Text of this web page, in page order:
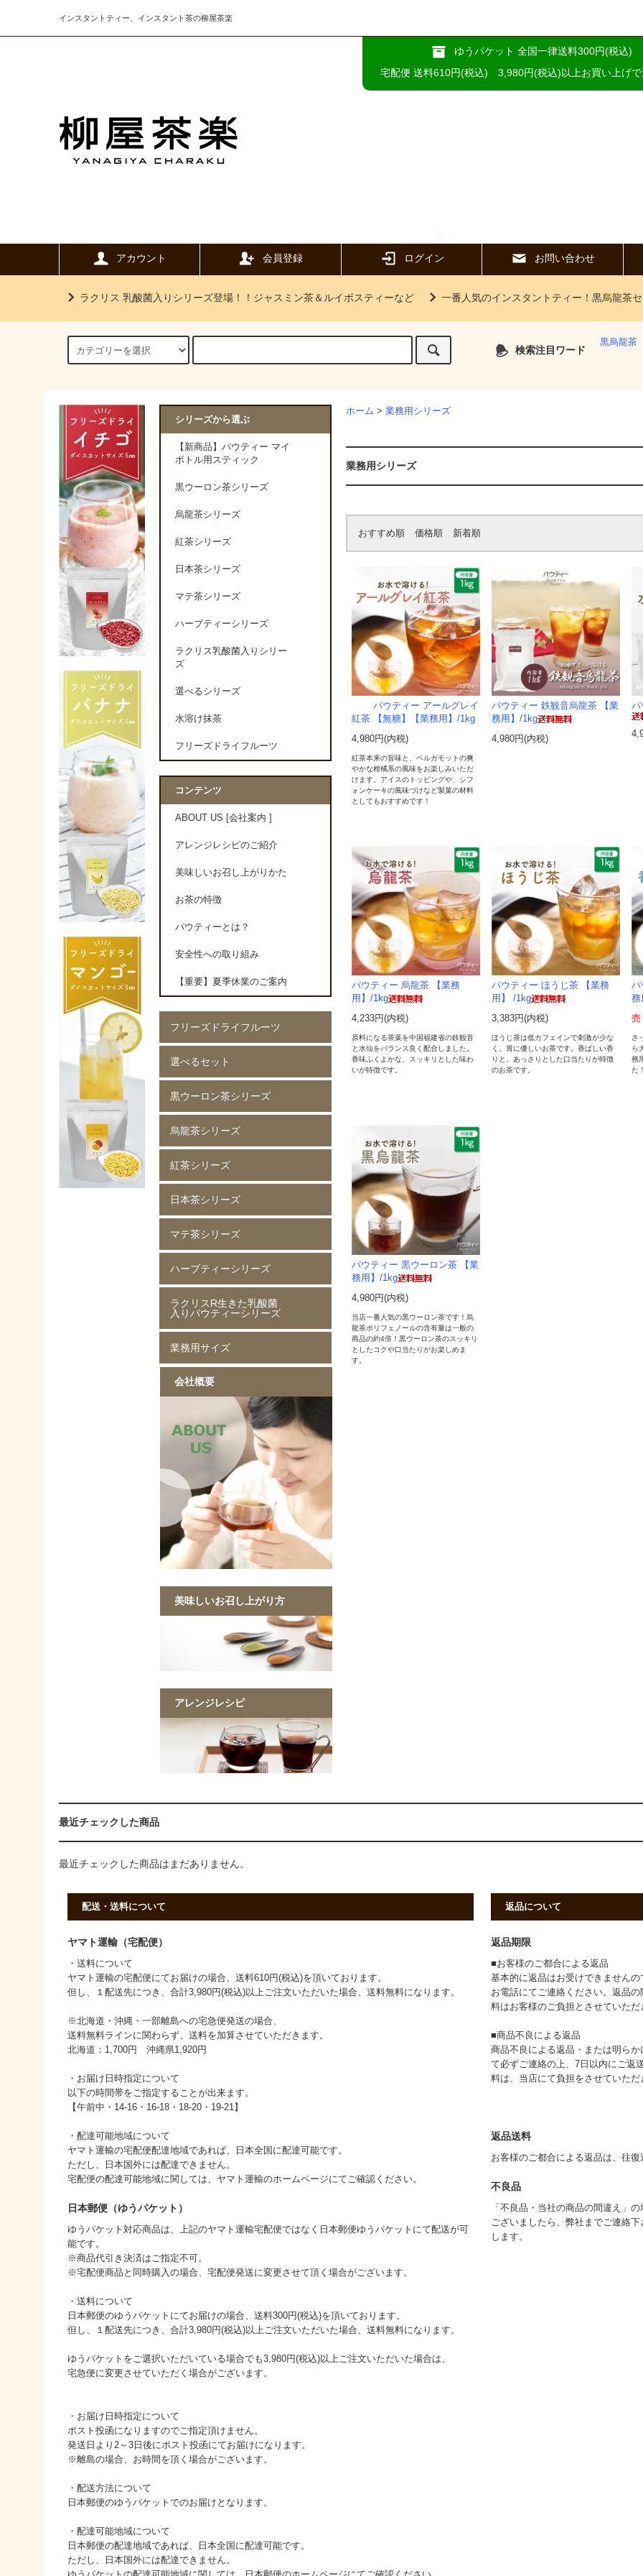
インスタントティー、インスタント茶の柳屋茶楽
ゆうパケット 全国一律送料300円(税込)
宅配便 送料610円(税込) 3,980円(税込)以上お買い上げで
アカウント 会員登録 ログイン お問い合わせ
ラクリス 乳酸菌入りシリーズ登場！！ジャスミン茶＆ルイボスティーなど 一番人気のインスタントティー！黒烏龍茶セ
検索注目ワード
黒烏龍茶
ホーム > 業務用シリーズ
業務用シリーズ
おすすめ順 価格順 新着順
パウティー アールグレイ
紅茶 【無糖】【業務用】/1kg
4,980円(内税)
紅茶本来の旨味と、ベルガモットの爽
やかな柑橘系の風味をお楽しみいただ
けます。アイスのトッピングや、シフ
ォンケーキの風味づけなど製菓の材料
としてもおすすめです！
パウティー 鉄観音烏龍茶 【業
務用】/1kg
4,980円(内税)
パ
パウティー 烏龍茶 【業務
用】/1kg
4,233円(内税)
原料になる茶葉を中国福建省の鉄観音
と水仙をバランス良く配合しました。
香味ふくよかな、スッキリとした味わ
いが特徴です。
パウティー ほうじ茶 【業務
用】 /1kg
3,383円(内税)
ほうじ茶は低カフェインで刺激が少な
く、胃に優しいお茶です。香ばしい香
りと、あっさりとした口当たりが特徴
のお茶です。
パ
務
売
さ
ら
務
た！
パウティー 黒ウーロン茶 【業
務用】/1kg
4,980円(内税)
当店一番人気の黒ウーロン茶です！烏
龍茶ポリフェノールの含有量は一般の
商品の約4倍！黒ウーロン茶のスッキリ
としたコクや口当たりがお楽しめま
す。
シリーズから選ぶ
【新商品】パウティー マイ
ボトル用スティック
黒ウーロン茶シリーズ
烏龍茶シリーズ
紅茶シリーズ
日本茶シリーズ
マテ茶シリーズ
ハーブティーシリーズ
ラクリス乳酸菌入りシリー
ズ
選べるシリーズ
水溶け抹茶
フリーズドライフルーツ
コンテンツ
ABOUT US [会社案内 ]
アレンジレシピのご紹介
美味しいお召し上がりかた
お茶の特徴
パウティーとは？
安全性への取り組み
【重要】夏季休業のご案内
フリーズドライフルーツ
イチゴ(5mm)60g
イチゴ(5mm)200g
イチゴ(8mm)200g
フレーズホール50g
フレーズホール150g
イチゴスライス
バナナ60g
バナナ200g
マンゴー60g
マンゴー200g
ラズベリー60g
ラズベリー200g
黄桃60g
黄桃200g
コーン200g
選べるセット
選べる 2種類
黒ウーロン茶シリーズ
黒ウーロン茶 80g
黒ウーロン茶 250g
黒ウーロン茶 1kg
ジャスミンが香る
黒ウーロン茶 80g
ジャスミンが香る
黒ウーロン茶 250g
ジャスミンが香る
黒ウーロン茶 1kg
ピーチ黒ウーロン茶 80g
ピーチ黒ウーロン茶 250g
バニラ黒ウーロン茶 80g
アセロラ黒ウーロン茶 80g
烏龍茶シリーズ
烏龍茶 80g
烏龍茶 250g
烏龍茶 1kg
ピーチ烏龍茶 80g
カシス烏龍茶 80g
アップル烏龍茶 80g
マスカット烏龍茶 80g
紅茶シリーズ
ストレート紅茶 無糖 80g
ストレート紅茶 無糖 250g
ストレート紅茶 無糖 1kg
アールグレイ紅茶 80g
アールグレイ紅茶 250g
レモンティー 80g
レモンティー 250g
キャラメルティー 80g
キャラメルティー 250g
アップルティー 80g
アップルティー 250g
トロピカルティー 250g
ストロベリーティー 250g
日本茶シリーズ
緑茶 80g
緑茶 250g
緑茶 1kg
香りほうじ茶 80g
ほうじ茶 250g
香り麦茶 80g
麦茶 250g
香ばしい麦茶 1kg
抹茶入り玄米茶 80g
玄米茶 250g
マテ茶シリーズ
ローストマテ茶 80g
ローストマテ茶 250g
コーヒー風味マテ茶 80g
コーヒー風味マテ茶 250g
ミントマテ茶 80g
ミントマテ茶 250g
オレンジマテ茶 80g
レモンマテ茶 80g
ハーブティーシリーズ
ジャスミン茶 80g
ジャスミン茶 250g
ルイボスティー 50g
ルイボスティー 250g
ラクリスR生きた乳酸菌
入りパウティーシリーズ
ラクリスR生きた乳酸菌入り
緑茶 40g
ラクリスR生きた乳酸菌入り
黒烏龍茶 40g
ラクリスR生きた乳酸菌入り
ジャスミン茶 40g
ラクリスR生きた乳酸菌入り
ルイボスティー 40g
業務用サイズ
黒ウーロン茶 1kg
ジャスミンが香る
黒ウーロン茶 1kg
ストレート紅茶 1kg
香ばしい麦茶 1kg
烏龍茶 1kg
ほうじ茶 1kg
緑茶 1kg
会社概要
美味しいお召し上がり方
アレンジレシピ
最近チェックした商品
最近チェックした商品はまだありません。
配送・送料について
ヤマト運輸（宅配便）
・送料について
ヤマト運輸の宅配便にてお届けの場合、送料610円(税込)を頂いております。
但し、１配送先につき、合計3,980円(税込)以上ご注文いただいた場合、送料無料になります。
※北海道・沖縄・一部離島への宅急便発送の場合、
送料無料ラインに関わらず、送料を加算させていただきます。
北海道：1,700円 沖縄県1,920円
・お届け日時指定について
以下の時間帯をご指定することが出来ます。
【午前中・14-16・16-18・18-20・19-21】
・配達可能地域について
ヤマト運輸の宅配便配達地域であれば、日本全国に配達可能です。
ただし、日本国外には配達できません。
宅配便の配達可能地域に関しては、ヤマト運輸のホームページにてご確認ください。
日本郵便（ゆうパケット）
ゆうパケット対応商品は、上記のヤマト運輸宅配便ではなく日本郵便ゆうパケットにて配送が可
能です。
※商品代引き決済はご指定不可。
※宅配便商品と同時購入の場合、宅配便発送に変更させて頂く場合がございます。
・送料について
日本郵便のゆうパケットにてお届けの場合、送料300円(税込)を頂いております。
但し、１配送先につき、合計3,980円(税込)以上ご注文いただいた場合、送料無料になります。
ゆうパケットをご選択いただいている場合でも3,980円(税込)以上ご注文いただいた場合は、
宅急便に変更させていただく場合がございます。
・お届け日時指定について
ポスト投函になりますのでご指定頂けません。
発送日より2～3日後にポスト投函にてお届けになります。
※離島の場合、お時間を頂く場合がございます。
・配送方法について
日本郵便のゆうパケットでのお届けとなります。
・配達可能地域について
日本郵便の配達地域であれば、日本全国に配達可能です。
ただし、日本国外には配達できません。
返品について
返品期限
■お客様のご都合による返品
基本的に返品はお受けできません
お電話にてご連絡ください。返品
料はお客様のご負担とさせていただ
■商品不良による返品
商品不良による返品・または明ら
て必ずご連絡の上、7日以内にご返
料は、当店にて負担をさせていただ
返品送料
お客様のご都合による返品は、往
不良品
「不良品・当社の商品の間違え」
ございましたら、弊社までご連絡
します。